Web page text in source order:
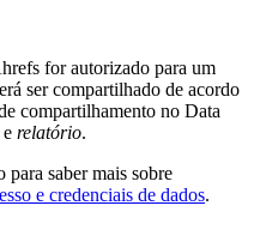
for autorizado para um
ser compartilhado de acordo
compartilhamento no Data
e relatório.
saber mais sobre
e credenciais de dados.